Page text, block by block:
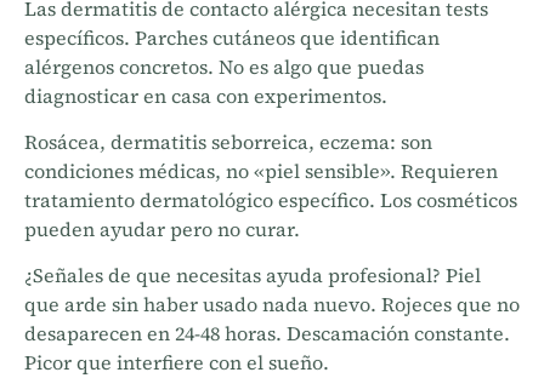
Las dermatitis de contacto alérgica necesitan tests
específicos. Parches cutáneos que identifican
alérgenos concretos. No es algo que puedas
diagnosticar en casa con experimentos.
Rosácea, dermatitis seborreica, eczema: son
condiciones médicas, no «piel sensible». Requieren
tratamiento dermatológico específico. Los cosméticos
pueden ayudar pero no curar.
¿Señales de que necesitas ayuda profesional? Piel
que arde sin haber usado nada nuevo. Rojeces que no
desaparecen en 24-48 horas. Descamación constante.
Picor que interfiere con el sueño.